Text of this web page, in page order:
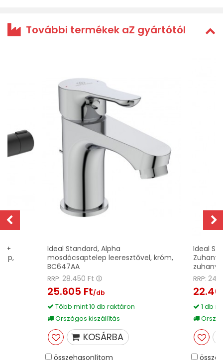
További termékek aZ gyártótól
Ideal Standard, Alpha
mosdócsaptelep leeresztővel, króm,
BC647AA
RRP: 28.450 Ft
25.605 Ft/db
Több mint 10 db raktáron
Országos kiszállítás
KOSÁRBA
összehasonlítom
Ideal
RRP:
1 db